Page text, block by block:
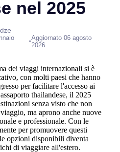
nel 2025
•Aggiornato 06 agosto
2026
dei viaggi internazionali si è
con molti paesi che hanno
per facilitare l'accesso ai
thailandese, il 2025
senza visto che non
ma aprono anche nuove
e professionale. Con le
per promuovere questi
opzioni disponibili diventa
di viaggiare all'estero.